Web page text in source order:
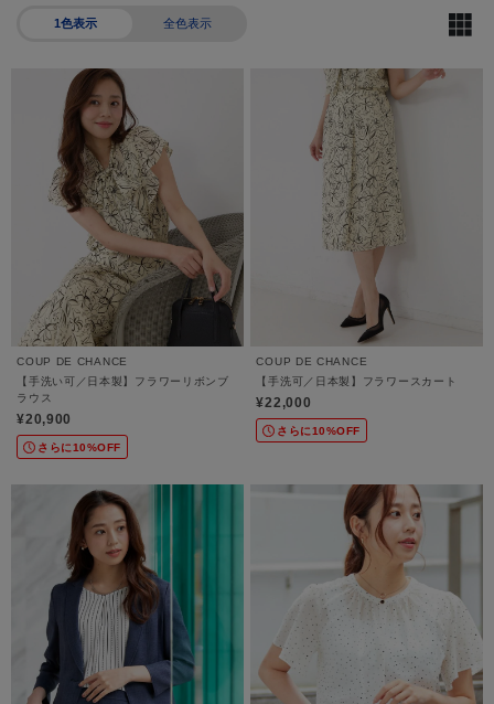
1色表示 全色表示
COUP DE CHANCE
【手洗い可／日本製】フラワーリボンブ
ラウス
¥20,900
さらに10%OFF
COUP DE CHANCE
【手洗可／日本製】フラワースカート
¥22,000
さらに10%OFF